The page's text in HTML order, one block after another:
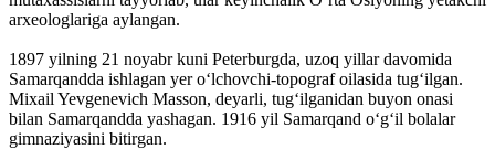
arxeologlariga aylangan.
1897 yilning 21 noyabr kuni Peterburgda, uzoq yillar davomida
Samarqandda ishlagan yer o‘lchovchi-topograf oilasida tug‘ilgan.
Mixail Yevgenevich Masson, deyarli, tug‘ilganidan buyon onasi
bilan Samarqandda yashagan. 1916 yil Samarqand o‘g‘il bolalar
gimnaziyasini bitirgan.